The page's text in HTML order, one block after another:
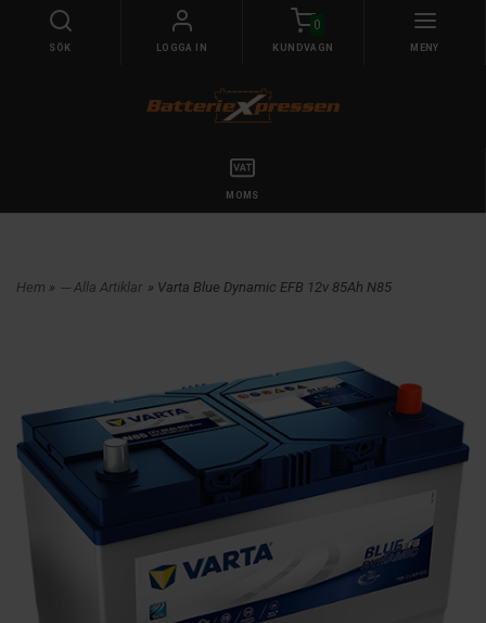
SÖK LOGGA IN
0
KUNDVAGN MENY
MOMS
Hem » --- Alla Artiklar » Varta Blue Dynamic EFB 12v 85Ah N85